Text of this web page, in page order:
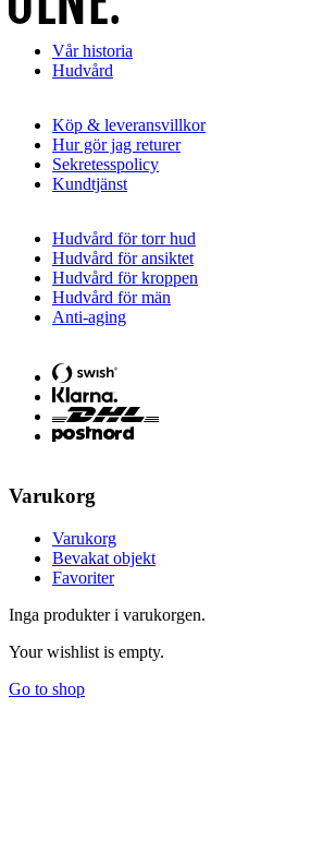
Vår historia
Hudvård
Köp & leveransvillkor
Hur gör jag returer
Sekretesspolicy
Kundtjänst
Hudvård för torr hud
Hudvård för ansiktet
Hudvård för kroppen
Hudvård för män
Anti-aging
Varukorg
Varukorg
Bevakat objekt
Favoriter
Inga produkter i varukorgen.
Your wishlist is empty.
Go to shop